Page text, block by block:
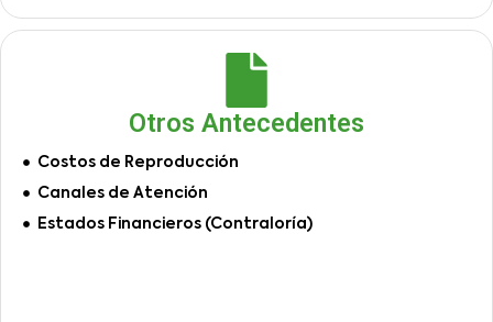
Otros Antecedentes
Costos de Reproducción
Canales de Atención
Estados Financieros (Contraloría)